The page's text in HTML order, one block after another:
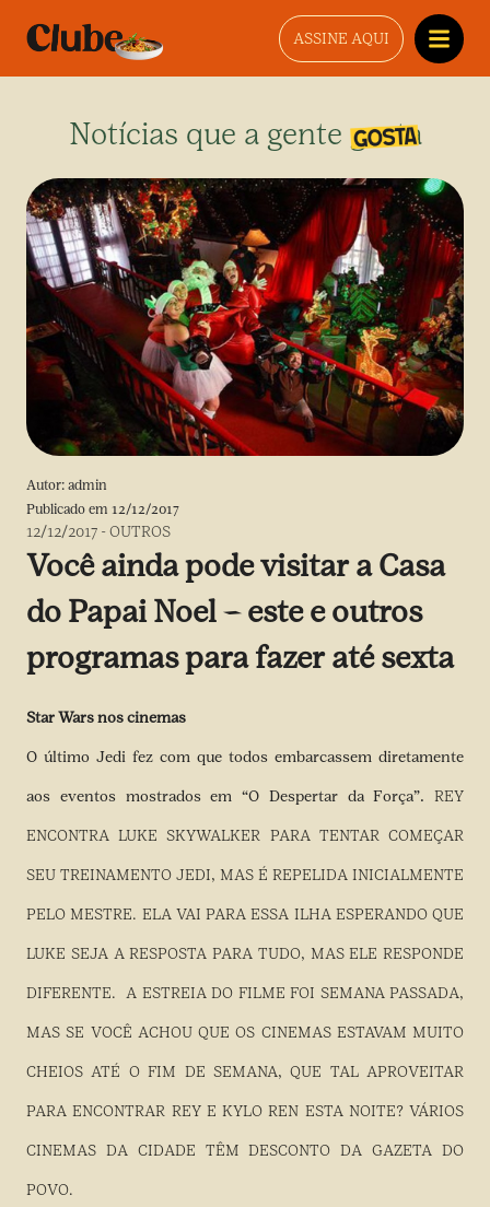
ASSINE AQUI
Notícias que a gente gosta
Autor: admin
Publicado em 12/12/2017
12/12/2017 -OUTROS
Você ainda pode visitar a Casa
do Papai Noel – este e outros
programas para fazer até sexta
Star Wars nos cinemas
O último Jedi fez com que todos embarcassem diretamente
aos eventos mostrados em “O Despertar da Força”. REY
ENCONTRA LUKE SKYWALKER PARA TENTAR COMEÇAR
SEU TREINAMENTO JEDI, MAS É REPELIDA INICIALMENTE
PELO MESTRE. ELA VAI PARA ESSA ILHA ESPERANDO QUE
LUKE SEJA A RESPOSTA PARA TUDO, MAS ELE RESPONDE
DIFERENTE. A ESTREIA DO FILME FOI SEMANA PASSADA,
MAS SE VOCÊ ACHOU QUE OS CINEMAS ESTAVAM MUITO
CHEIOS ATÉ O FIM DE SEMANA, QUE TAL APROVEITAR
PARA ENCONTRAR REY E KYLO REN ESTA NOITE? VÁRIOS
CINEMAS DA CIDADE TÊM DESCONTO DA GAZETA DO
POVO.